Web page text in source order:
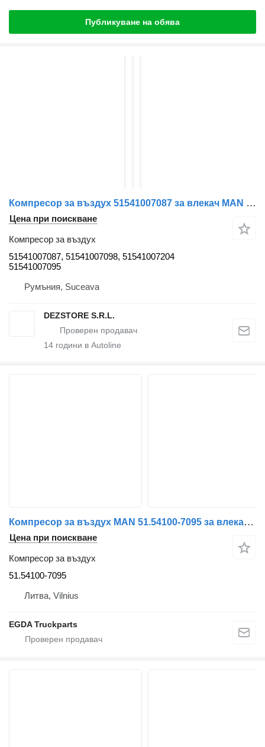
Публикуване на обява
Компресор за въздух 51541007087 за влекач MAN TGA
Цена при поискване
Компресор за въздух
51541007087, 51541007098, 51541007204
51541007095
Румъния, Suceava
DEZSTORE S.R.L.
14 години в Autoline
Компресор за въздух MAN 51.54100-7095 за влекач MAN
Цена при поискване
Компресор за въздух
51.54100-7095
Литва, Vilnius
EGDA Truckparts